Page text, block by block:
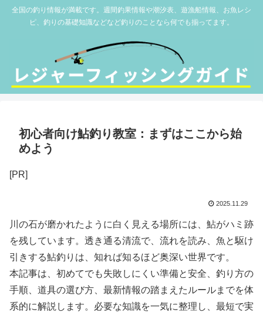
全国の釣り情報が満載です。週間釣果情報や潮汐表、遊漁船情報、お魚レシ
ピ、釣りの基礎知識などなど釣りのことなら何でも揃ってます。
初心者向け鮎釣り教室：まずはここから始
めよう
[PR]
2025.11.29
川の石が磨かれたように白く見える場所には、鮎がハミ跡
を残しています。透き通る清流で、流れを読み、魚と駆け
引きする鮎釣りは、知れば知るほど奥深い世界です。
本記事は、初めてでも失敗しにくい準備と安全、釣り方の
手順、道具の選び方、最新情報の踏まえたルールまでを体
系的に解説します。必要な知識を一気に整理し、最短で実